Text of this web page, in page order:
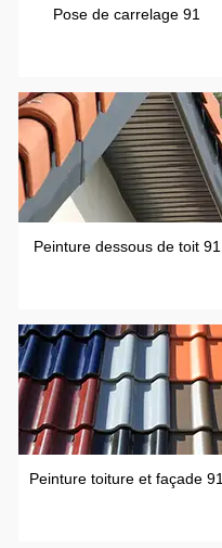
Pose de carrelage 91
Peinture dessous de toit 91
Peinture toiture et façade 91